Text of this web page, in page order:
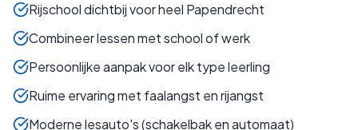
Rijschool dichtbij voor heel Papendrecht
Combineer lessen met school of werk
Persoonlijke aanpak voor elk type leerling
Ruime ervaring met faalangst en rijangst
Moderne lesauto's (schakelbak en automaat)